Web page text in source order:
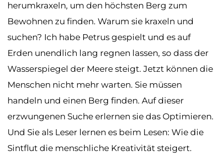
herumkraxeln, um den höchsten Berg zum
Bewohnen zu finden. Warum sie kraxeln und
suchen? Ich habe Petrus gespielt und es auf
Erden unendlich lang regnen lassen, so dass der
Wasserspiegel der Meere steigt. Jetzt können die
Menschen nicht mehr warten. Sie müssen
handeln und einen Berg finden. Auf dieser
erzwungenen Suche erlernen sie das Optimieren.
Und Sie als Leser lernen es beim Lesen: Wie die
Sintflut die menschliche Kreativität steigert.